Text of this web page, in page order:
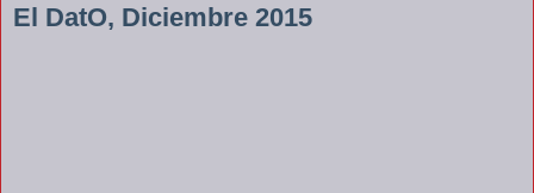
El DatO, Diciembre 2015